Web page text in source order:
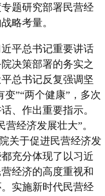
题研究部署民营经
略考量。
平总书记重要讲话
决策部署的务实之
总书记反复强调坚
变”“两个健康” ，多次
、作出重要指示。
营经济发展壮大”。
关于促进民营经济发
充分体现了以习近
经济的高度重视和
实施新时代民营经